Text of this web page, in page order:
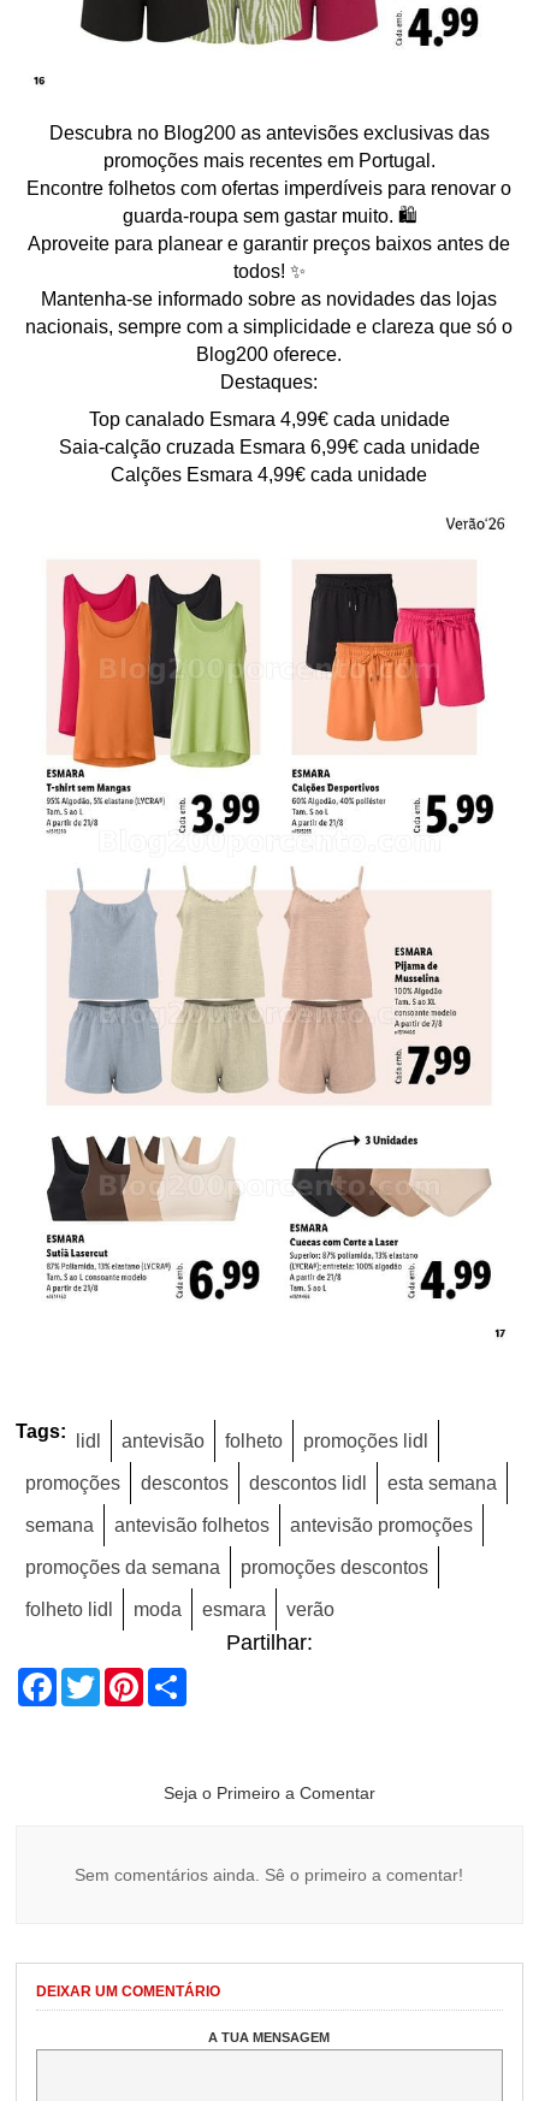
Descubra no Blog200 as antevisões exclusivas das
promoções mais recentes em Portugal.
Encontre folhetos com ofertas imperdíveis para renovar o
guarda-roupa sem gastar muito. 🛍️
Aproveite para planear e garantir preços baixos antes de
todos! ✨
Mantenha-se informado sobre as novidades das lojas
nacionais, sempre com a simplicidade e clareza que só o
Blog200 oferece.
Destaques:
Top canalado Esmara 4,99€ cada unidade
Saia-calção cruzada Esmara 6,99€ cada unidade
Calções Esmara 4,99€ cada unidade
Tags: lidl antevisão folheto promoções lidl
promoções descontos descontos lidl esta semana
semana antevisão folhetos antevisão promoções
promoções da semana promoções descontos
folheto lidl moda esmara verão
Partilhar:
Facebook
TwitterPinterest
Seja o Primeiro a Comentar
Sem comentários ainda. Sê o primeiro a comentar!
DEIXAR UM COMENTÁRIO
A TUA MENSAGEM